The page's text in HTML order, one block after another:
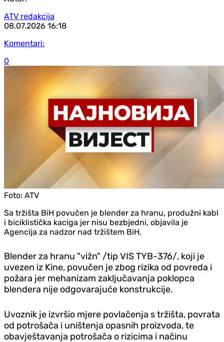
ATV redakcija
08.07.2026 16:18
Komentari:
0
Foto: ATV
Sa tržišta BiH povučen je blender za hranu, produžni kabl
i biciklistička kaciga jer nisu bezbjedni, objavila je
Agencija za nadzor nad tržištem BiH.
Blender za hranu "vižn" /tip VIS TYB-376/, koji je
uvezen iz Kine, povučen je zbog rizika od povreda i
požara jer mehanizam zaključavanja poklopca
blendera nije odgovarajuće konstrukcije.
Uvoznik je izvršio mjere povlačenja s tržišta, povrata
od potrošača i uništenja opasnih proizvoda, te
obavještavanja potrošača o rizicima i načinu